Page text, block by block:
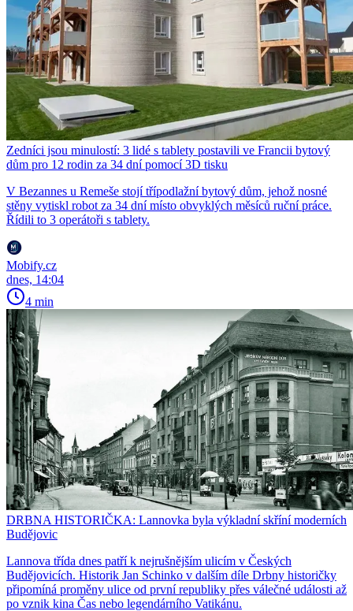
Zedníci jsou minulostí: 3 lidé s tablety postavili ve Francii bytový
dům pro 12 rodin za 34 dní pomocí 3D tisku
V Bezannes u Remeše stojí třípodlažní bytový dům, jehož nosné
stěny vytiskl robot za 34 dní místo obvyklých měsíců ruční práce.
Řídili to 3 operátoři s tablety.
Mobify.cz
dnes, 14:04
4 min
DRBNA HISTORIČKA: Lannovka byla výkladní skříní moderních
Budějovic
Lannova třída dnes patří k nejrušnějším ulicím v Českých
Budějovicích. Historik Jan Schinko v dalším díle Drbny historičky
připomíná proměny ulice od první republiky přes válečné události až
po vznik kina Čas nebo legendárního Vatikánu.